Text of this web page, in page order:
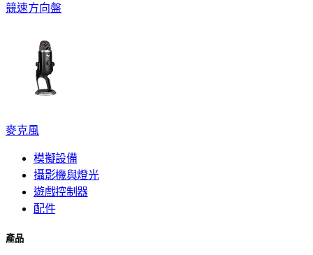
競速方向盤
麥克風
模擬設備
攝影機與燈光
遊戲控制器
配件
產品